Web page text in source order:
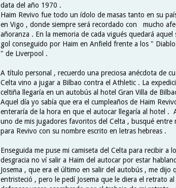
data del año 1970 .
Haim Revivo fue todo un ídolo de masas tanto en su
en Vigo , donde siempre será recordado con mucho
añoranza . En la memoria de cada vigués quedará aquel
gol conseguido por Haim en Anfield frente a los "
" de Liverpool .
A título personal , recuerdo una preciosa anécdota de
Celta vino a jugar a Bilbao contra el Athletic . La
celtiña llegaría en un autobús al hotel Gran Villa de
Aquel día yo sabía que era el cumpleaños de Haim
enteraría de la hora en que el autocar llegaría al hotel .
uno de mis jugadores favoritos del Celta , busqué
para Revivo con su nombre escrito en letras hebreas .
Enseguida me puse mi camiseta del Celta para recibir
desgracia no ví salir a Haim del autocar por estar
Josema , que era el último en salir del autobús , me
entristeció , pero le pedí Josema que le diera el retrato